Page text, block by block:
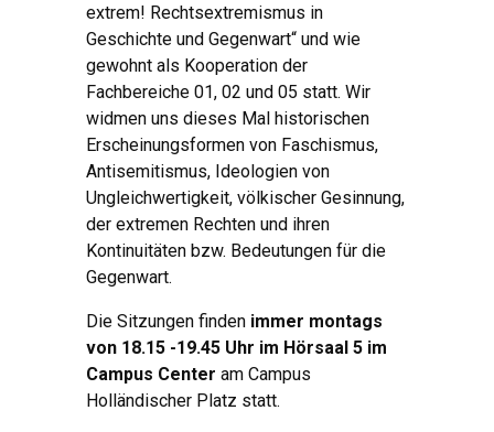
extrem! Rechtsextremismus in
Geschichte und Gegenwart“ und wie
gewohnt als Kooperation der
Fachbereiche 01, 02 und 05 statt. Wir
widmen uns dieses Mal historischen
Erscheinungsformen von Faschismus,
Antisemitismus, Ideologien von
Ungleichwertigkeit, völkischer Gesinnung,
der extremen Rechten und ihren
Kontinuitäten bzw. Bedeutungen für die
Gegenwart.
Die Sitzungen finden immer montags
von 18.15 -19.45 Uhr im Hörsaal 5 im
Campus Center am Campus
Holländischer Platz statt.